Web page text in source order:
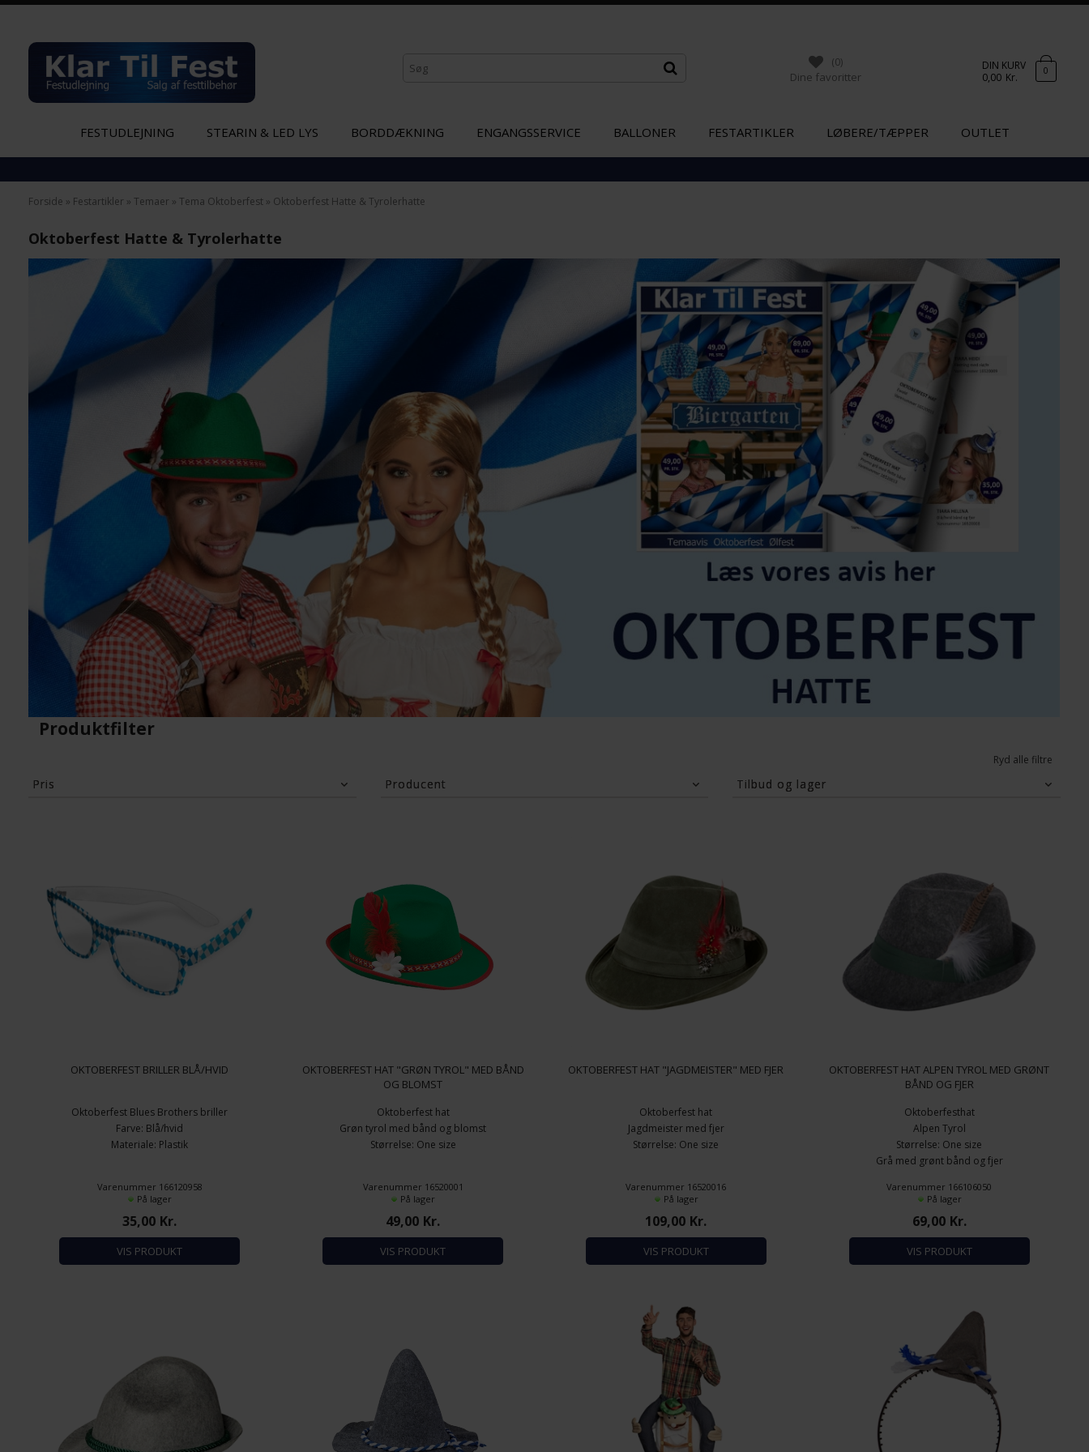
(0)
Dine favoritter
DIN KURV
0,00 Kr. 0
FESTUDLEJNING STEARIN & LED LYS BORDDÆKNING ENGANGSSERVICE BALLONER FESTARTIKLER LØBERE/TÆPPER OUTLET
Forside » Festartikler »Temaer »Tema Oktoberfest » Oktoberfest Hatte & Tyrolerhatte
Oktoberfest Hatte & Tyrolerhatte
Produktfilter
Ryd alle filtre
Pris Producent Tilbud og lager
OKTOBERFEST BRILLER BLÅ/HVID
Oktoberfest Blues Brothers briller
Farve: Blå/hvid
Materiale: Plastik
Varenummer 166120958
På lager
35,00 Kr.
VIS PRODUKT
OKTOBERFEST HAT "GRØN TYROL" MED BÅND
OG BLOMST
Oktoberfest hat
Grøn tyrol med bånd og blomst
Størrelse: One size
Varenummer 16520001
På lager
49,00 Kr.
VIS PRODUKT
OKTOBERFEST HAT "JAGDMEISTER" MED FJER
Oktoberfest hat
Jagdmeister med fjer
Størrelse: One size
Varenummer 16520016
På lager
109,00 Kr.
VIS PRODUKT
OKTOBERFEST HAT ALPEN TYROL MED GRØNT
BÅND OG FJER
Oktoberfesthat
Alpen Tyrol
Størrelse: One size
Grå med grønt bånd og fjer
Varenummer 166106050
På lager
69,00 Kr.
VIS PRODUKT